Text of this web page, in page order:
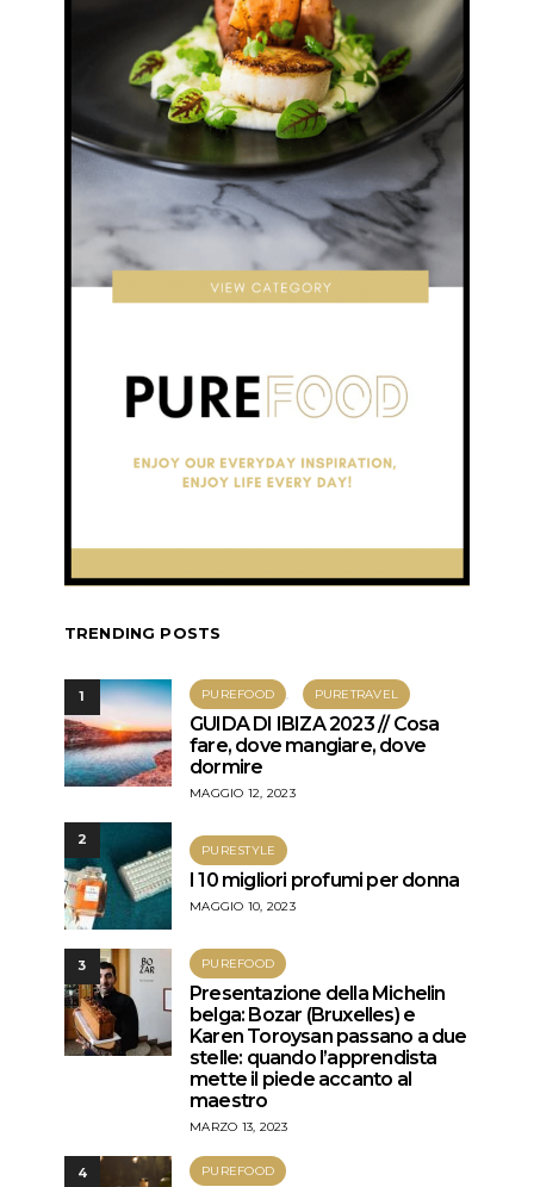
TRENDING POSTS
1 PUREFOOD PURETRAVEL
GUIDA DI IBIZA 2023 // Cosa
fare, dove mangiare, dove
dormire
MAGGIO 12, 2023
2
PURESTYLE
I 10 migliori profumi per donna
MAGGIO 10, 2023
3 PUREFOOD
Presentazione della Michelin
belga: Bozar (Bruxelles) e
Karen Toroysan passano a due
stelle: quando l’apprendista
mette il piede accanto al
maestro
MARZO 13, 2023
4 PUREFOOD